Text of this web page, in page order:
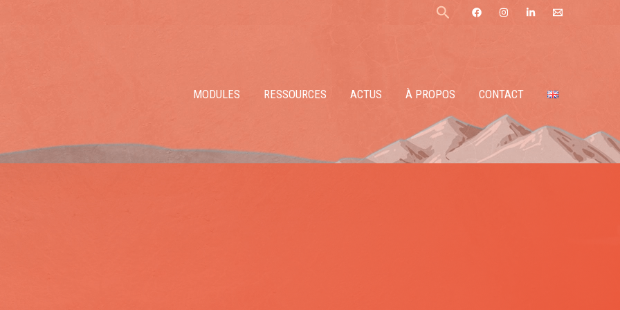
Rechercher
MODULES RESSOURCES ACTUS À PROPOS CONTACT